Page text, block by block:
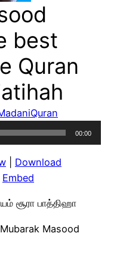
best
Quran
Quran
00:00
Download
Embed
சூரா பாத்திஹா
Masood